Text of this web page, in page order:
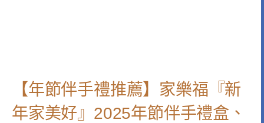
【年節伴手禮推薦】家樂福『新
年家美好』2025年節伴手禮盒、